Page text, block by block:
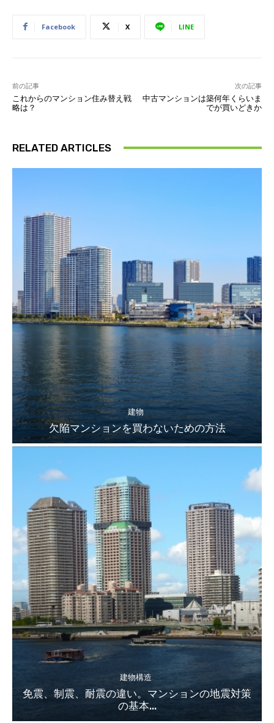
Facebook X LINE
前の記事
これからのマンション住み替え戦
略は？
次の記事
中古マンションは築何年くらいま
でが買いどきか
RELATED ARTICLES
建物
欠陥マンションを買わないための方法
建物構造
免震、制震、耐震の違い。マンションの地震対策
の基本...